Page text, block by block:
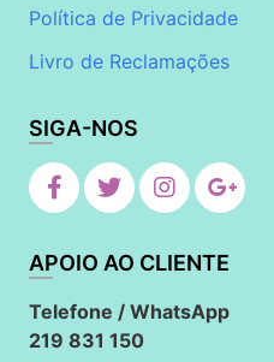
Política de Privacidade
Livro de Reclamações
SIGA-NOS
APOIO AO CLIENTE
Telefone / WhatsApp
219 831 150